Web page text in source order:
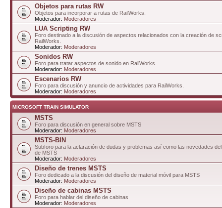
Objetos para rutas RW
Objetos para incorporar a rutas de RailWorks.
Moderador: Moderadores
LUA Scripting RW
Foro destinado a la discusión de aspectos relacionados con la creación de
RailWorks.
Moderador: Moderadores
Sonidos RW
Foro para tratar aspectos de sonido en RailWorks.
Moderador: Moderadores
Escenarios RW
Foro para discusión y anuncio de actividades para RailWorks.
Moderador: Moderadores
MICROSOFT TRAIN SIMULATOR
MSTS
Foro para discusión en general sobre MSTS
Moderador: Moderadores
MSTS-BIN
Subforo para la aclaración de dudas y problemas así como las novedades
de MSTS
Moderador: Moderadores
Diseño de trenes MSTS
Foro dedicado a la discusión del diseño de material móvil para MSTS
Moderador: Moderadores
Diseño de cabinas MSTS
Foro para hablar del diseño de cabinas
Moderador: Moderadores